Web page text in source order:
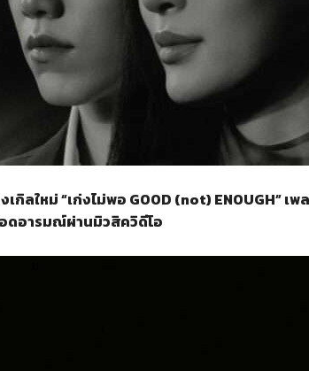
เกิลใหม่ “เก่งไม่พอ GOOD (not) ENOUGH”
ดอารมณ์ผ่านมิวสิควิดีโอ